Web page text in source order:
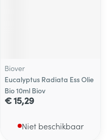
Biover
Eucalyptus Radiata Ess Olie
Bio 10ml Biov
€ 15,29
Niet beschikbaar